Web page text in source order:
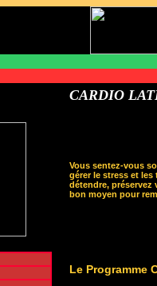
CARDIO
Vous sentez-vous
gérer le stress et
détendre, préservez
bon moyen pour
Le Programme